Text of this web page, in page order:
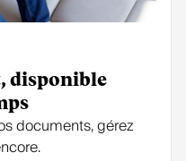
disponible
documents, gérez